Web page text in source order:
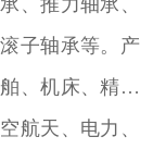
子轴承等。产
、机床、精密
航天、电力、